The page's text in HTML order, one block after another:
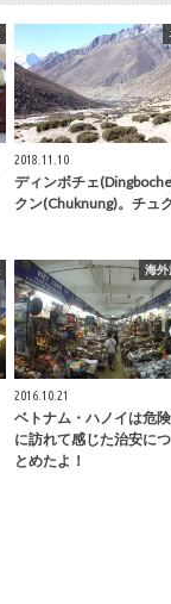
2018.11.10
ディンボチェ
クン(Chuknung)。チュ
海外
2016.10.21
ベトナム・ハノイは危
に訪れて感じた治安に
とめたよ！